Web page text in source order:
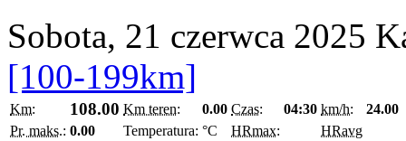
Sobota, 21 czerwca 2025
[100-199km]
Km: 108.00 Km teren: 0.00 Czas: 04:30 km/h:
24.00
Pr. maks.: 0.00 Temperatura: °C HRmax:
HRavg